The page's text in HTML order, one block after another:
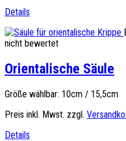
Details
nicht bewertet
Orientalische Säule
Größe wählbar: 10cm / 15,5cm
Preis inkl. Mwst. zzgl.
Details